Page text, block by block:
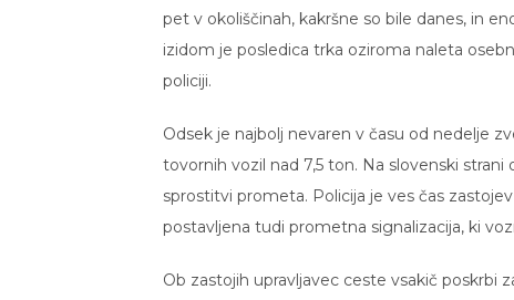
pet v okoliščinah, kakršne so bile danes, in
izidom je posledica trka oziroma naleta
policiji.
Odsek je najbolj nevaren v času od nedelje
tovornih vozil nad 7,5 ton. Na slovenski
sprostitvi prometa. Policija je ves čas
postavljena tudi prometna signalizacija, ki
Ob zastojih upravljavec ceste vsakič poskrbi